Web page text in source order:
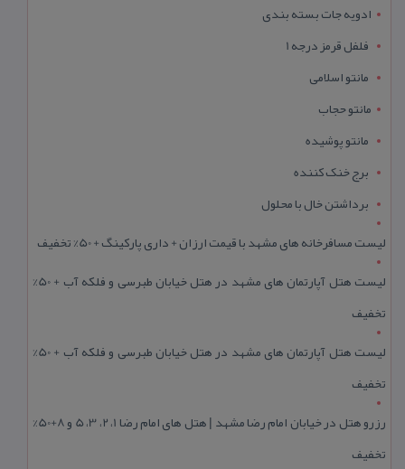
ادویه جات بسته بندی
فلفل قرمز درجه 1
مانتو اسلامی
مانتو حجاب
مانتو پوشیده
برج خنک کننده
برداشتن خال با محلول
لیست مسافرخانه های مشهد با قیمت ارزان + داری پارکینگ + 50% تخفیف
لیست هتل آپارتمان های مشهد در هتل خیابان طبرسی و فلکه آب + 50%
تخفیف
لیست هتل آپارتمان های مشهد در هتل خیابان طبرسی و فلکه آب + 50%
تخفیف
رزرو هتل در خیابان امام رضا مشهد | هتل‌ های امام رضا 1، 2، 3، 5 و 8+50%
تخفیف